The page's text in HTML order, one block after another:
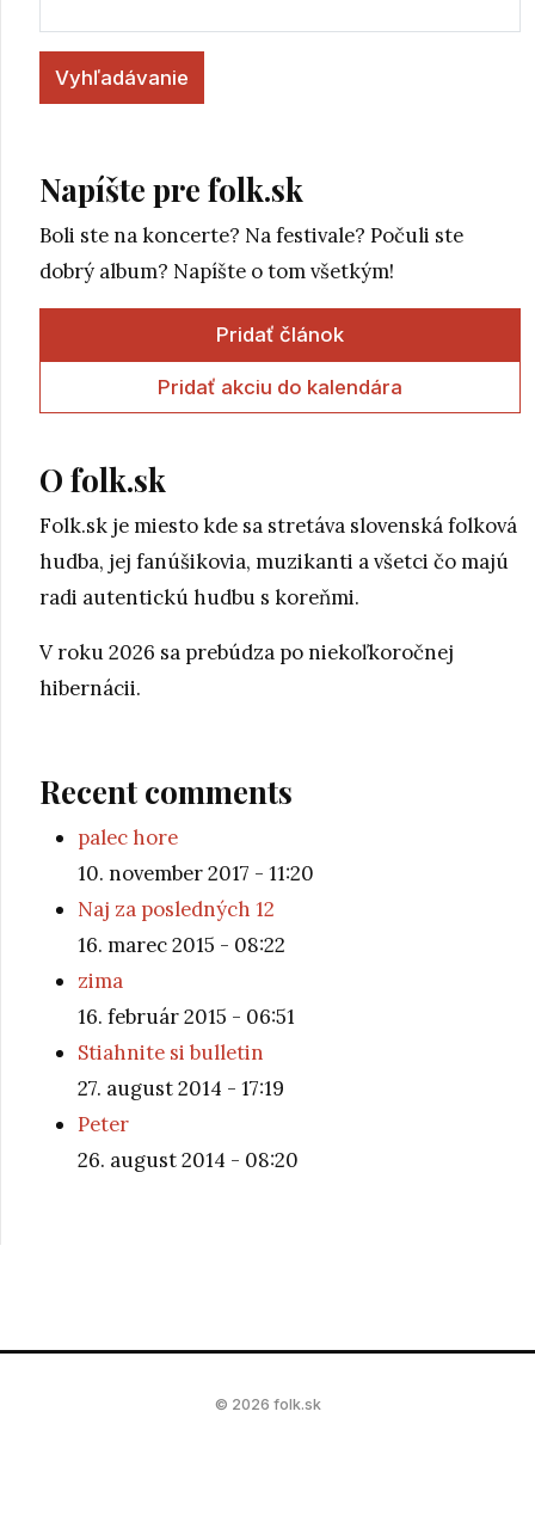
Napíšte pre folk.sk
Boli ste na koncerte? Na festivale? Počuli ste
dobrý album? Napíšte o tom všetkým!
Pridať článok
Pridať akciu do kalendára
O folk.sk
Folk.sk je miesto kde sa stretáva slovenská folková
hudba, jej fanúšikovia, muzikanti a všetci čo majú
radi autentickú hudbu s koreňmi.
V roku 2026 sa prebúdza po niekoľkoročnej
hibernácii.
Recent comments
palec hore
10. november 2017 - 11:20
Naj za posledných 12
16. marec 2015 - 08:22
zima
16. február 2015 - 06:51
Stiahnite si bulletin
27. august 2014 - 17:19
Peter
26. august 2014 - 08:20
© 2026 folk.sk